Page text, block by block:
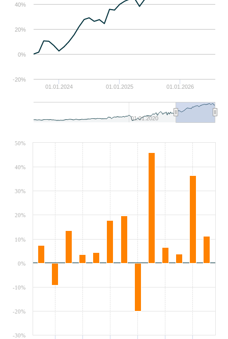
01.01.2024 01.01.2025 01.01.2026
01.01.2020
0%
20%
40%
-20%
-30%
-20%
-10%
0%
10%
20%
30%
40%
50%